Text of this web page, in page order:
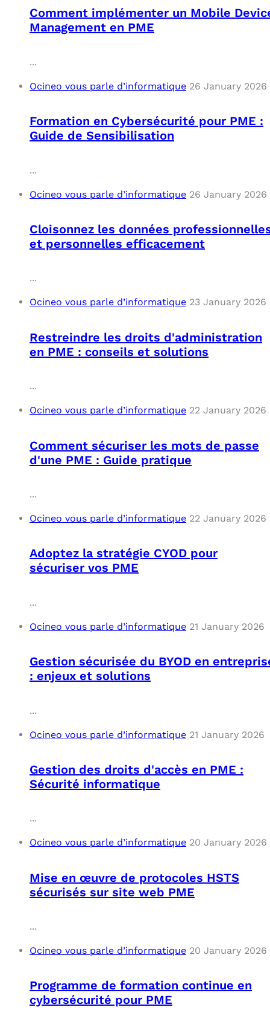
Comment implémenter un Mobile
Management en PME
...
Ocineo vous parle d’informatique 26 January 2026
Formation en Cybersécurité pour PME :
Guide de Sensibilisation
...
Ocineo vous parle d’informatique 26 January 2026
Cloisonnez les données
et personnelles efficacement
...
Ocineo vous parle d’informatique 23 January 2026
Restreindre les droits d'administration
en PME : conseils et solutions
...
Ocineo vous parle d’informatique 22 January 2026
Comment sécuriser les mots de passe
d'une PME : Guide pratique
...
Ocineo vous parle d’informatique 22 January 2026
Adoptez la stratégie CYOD pour
sécuriser vos PME
...
Ocineo vous parle d’informatique 21 January 2026
Gestion sécurisée du BYOD en
: enjeux et solutions
...
Ocineo vous parle d’informatique 21 January 2026
Gestion des droits d'accès en PME :
Sécurité informatique
...
Ocineo vous parle d’informatique 20 January 2026
Mise en œuvre de protocoles HSTS
sécurisés sur site web PME
...
Ocineo vous parle d’informatique 20 January 2026
Programme de formation continue en
cybersécurité pour PME